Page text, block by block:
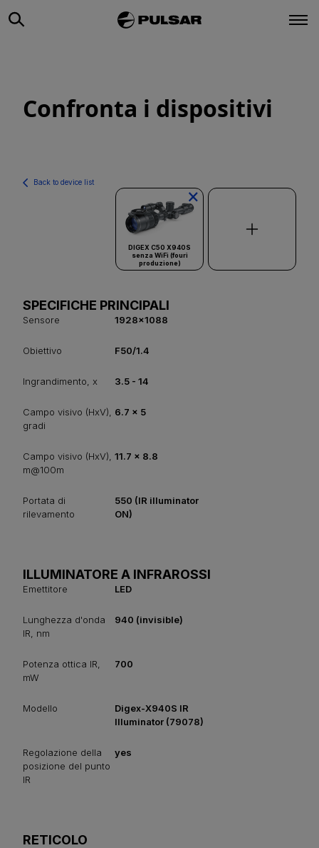
Confronta i dispositivi
Back to device list
DIGEX C50 X940S
senza WiFi (fouri
produzione)
×
SPECIFICHE PRINCIPALI
Sensore 1928x1088
Obiettivo F50/1.4
Ingrandimento, x 3.5 - 14
Campo visivo (HxV),
gradi
6.7 x 5
Campo visivo (HxV),
m@100m
11.7 x 8.8
Portata di
rilevamento
550 (IR illuminator
ON)
ILLUMINATORE A INFRAROSSI
Emettitore LED
Lunghezza d'onda
IR, nm
940 (invisible)
Potenza ottica IR,
mW
700
Modello
Digex-X940S IR
Illuminator (79078)
Regolazione della
posizione del punto
IR
yes
RETICOLO